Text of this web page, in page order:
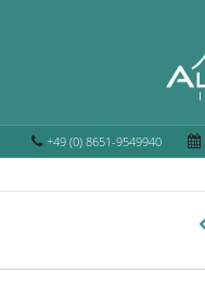
+49 (0) 8651-9549940